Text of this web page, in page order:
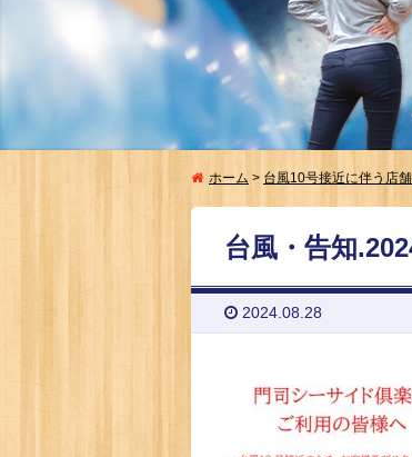
ホーム > 台風10号接近に伴う店
台風・告知
2024.08.28